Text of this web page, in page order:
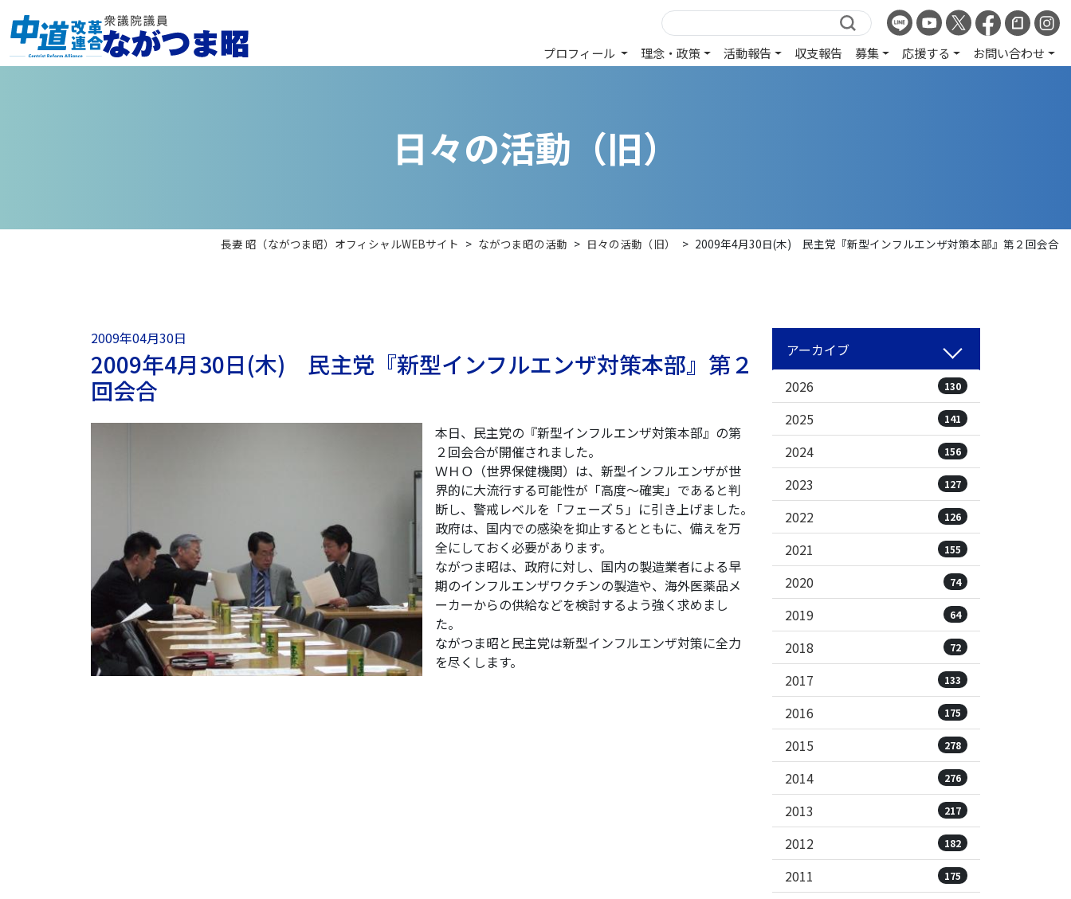
プロフィール 理念・政策 活動報告 収支報告 募集 応援する お問い合わせ
日々の活動 （旧）
長妻 昭（ながつま昭）オフィシャルWEBサイト > ながつま昭の活動 > 日々の活動（旧） > 2009年4月30日(木) 民主党『新型インフルエンザ対策本部』第２回会合
2009年04月30日
2009年4月30日(木) 民主党『新型インフルエンザ対策本部』第２
回会合
本日、民主党の『新型インフルエンザ対策本部』の第
２回会合が開催されました。
ＷＨＯ（世界保健機関）は、新型インフルエンザが世
界的に大流行する可能性が「高度〜確実」であると判
断し、警戒レベルを「フェーズ５」に引き上げました。
政府は、国内での感染を抑止するとともに、備えを万
全にしておく必要があります。
ながつま昭は、政府に対し、国内の製造業者による早
期のインフルエンザワクチンの製造や、海外医薬品メ
ーカーからの供給などを検討するよう強く求めまし
た。
ながつま昭と民主党は新型インフルエンザ対策に全力
を尽くします。
アーカイブ
2026
130
2025 141
2024 156
2023 127
2022 126
2021 155
2020 74
2019 64
2018 72
2017 133
2016 175
2015 278
2014 276
2013 217
2012 182
2011 175